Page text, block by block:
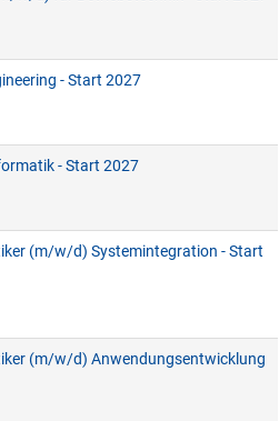
- Start 2027
- Start 2027
(m/w/d) Systemintegration - Start
(m/w/d) Anwendungsentwicklung